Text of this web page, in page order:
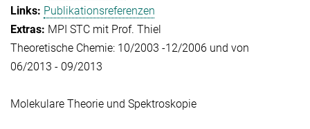
Publikationsreferenzen
MPI STC mit Prof. Thiel
Theoretische Chemie: 10/2003 -12/2006 und von
06/2013 - 09/2013
Molekulare Theorie und Spektroskopie